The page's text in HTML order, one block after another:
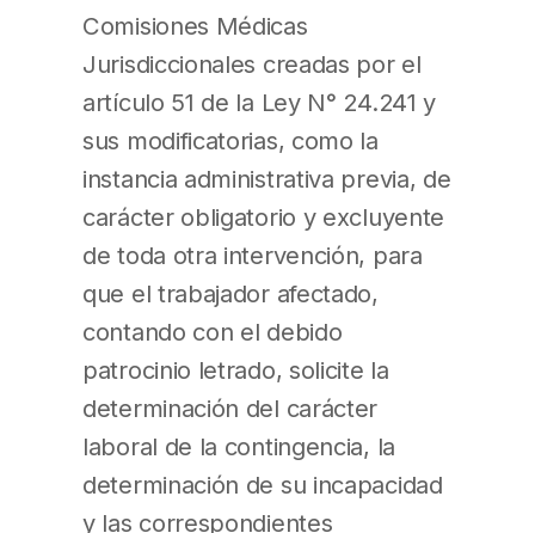
Comisiones Médicas
Jurisdiccionales creadas por el
artículo 51 de la Ley N° 24.241 y
sus modificatorias, como la
instancia administrativa previa, de
carácter obligatorio y excluyente
de toda otra intervención, para
que el trabajador afectado,
contando con el debido
patrocinio letrado, solicite la
determinación del carácter
laboral de la contingencia, la
determinación de su incapacidad
y las correspondientes